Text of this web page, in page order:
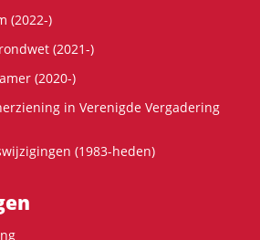
(2022-)
(2021-)
(2020-)
in Verenigde Vergadering
(1983-heden)